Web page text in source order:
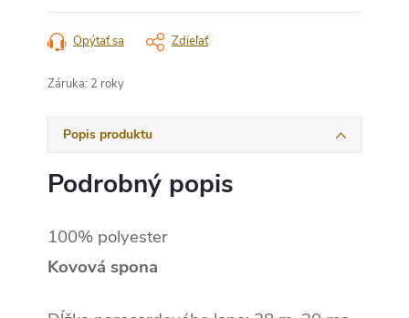
Opýtať sa Zdieľať
Záruka: 2 roky
Popis produktu
Podrobný popis
100% polyester
Kovová spona